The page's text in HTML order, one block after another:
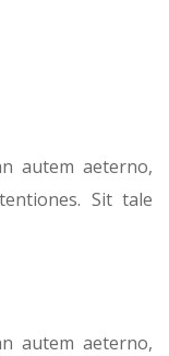
autem aeterno,
Sit tale
autem aeterno,